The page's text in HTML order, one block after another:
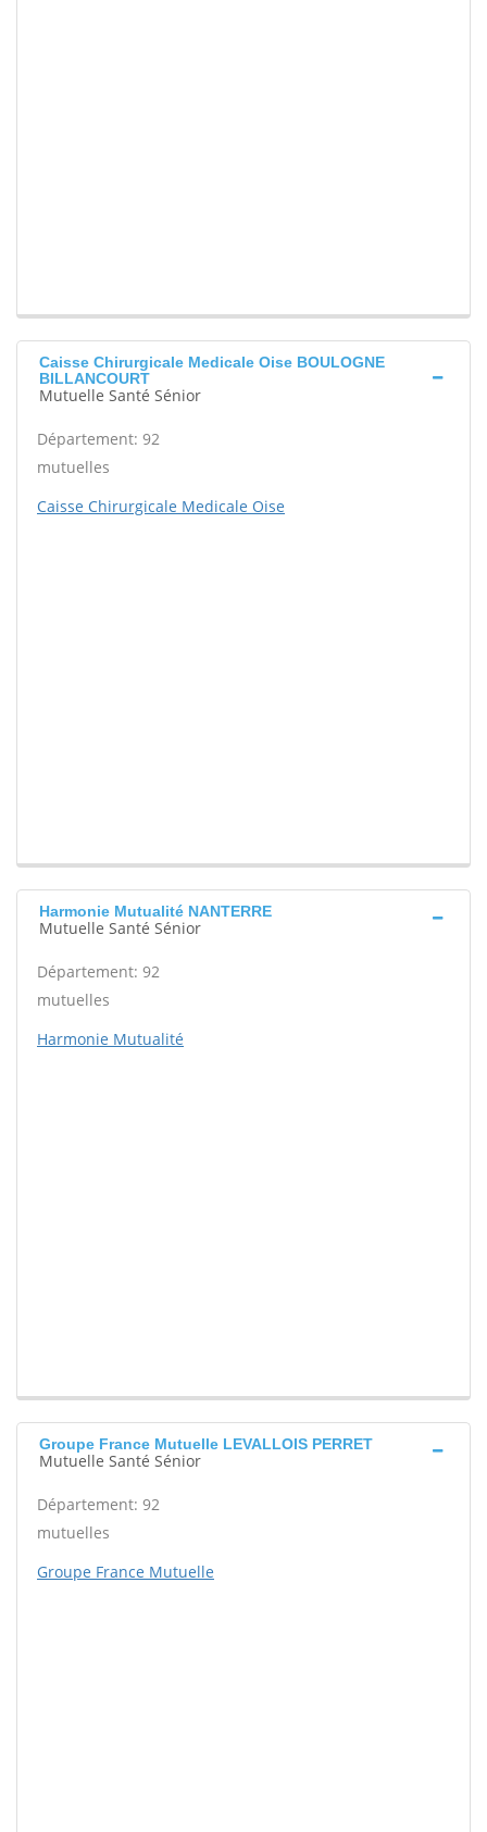
Caisse Chirurgicale Medicale Oise BOULOGNE
BILLANCOURT
Mutuelle Santé Sénior
Département: 92
mutuelles
Caisse Chirurgicale Medicale Oise
Harmonie Mutualité NANTERRE
Mutuelle Santé Sénior
Département: 92
mutuelles
Harmonie Mutualité
Groupe France Mutuelle LEVALLOIS PERRET
Mutuelle Santé Sénior
Département: 92
mutuelles
Groupe France Mutuelle